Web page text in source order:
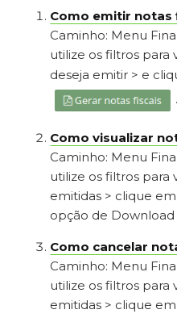
Como emitir notas
Caminho: Menu
utilize os filtros para
deseja emitir > e
.
Como visualizar
Caminho: Menu
utilize os filtros para
emitidas > clique
opção de
Como cancelar
Caminho: Menu
utilize os filtros para
emitidas > clique